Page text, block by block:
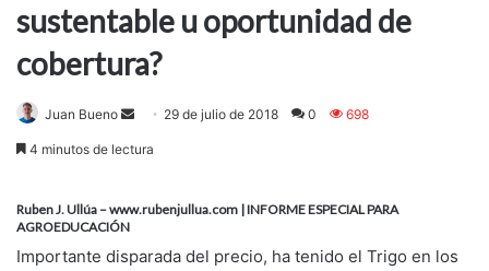
sustentable u oportunidad de
cobertura?
Juan Bueno
a
29 de julio de 2018 0 698
4 minutos de lectura
Ruben J. Ullúa – www.rubenjullua.com | INFORME ESPECIAL PARA
AGROEDUCACIÓN
Importante disparada del precio, ha tenido el Trigo en los